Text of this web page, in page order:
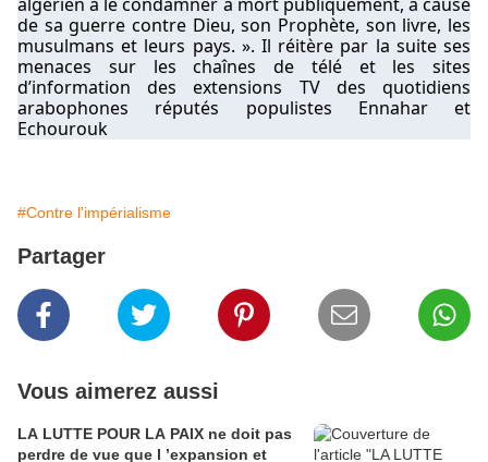
algérien à le condamner à mort publiquement, à cause
de sa guerre contre Dieu, son Prophète, son livre, les
musulmans et leurs pays. ». Il réitère par la suite ses
menaces sur les chaînes de télé et les sites
d’information des extensions TV des quotidiens
arabophones réputés populistes Ennahar et
Echourouk
#Contre l'impérialisme
Partager
Vous aimerez aussi
LA LUTTE POUR LA PAIX ne doit pas
perdre de vue que l ’expansion et